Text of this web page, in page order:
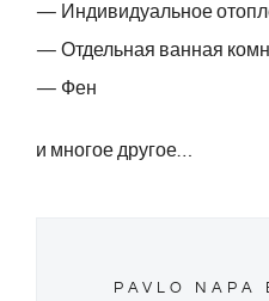
— Индивидуальное
— Отдельная ванная
— Фен
и многое другое…
PAVLO NAPA